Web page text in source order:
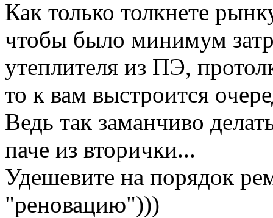
Как только толкнете
чтобы было минимум
утеплителя из ПЭ,
то к вам выстроится
Ведь так заманчиво
паче из вторички...
Удешевите на порядок
"реновацию")))